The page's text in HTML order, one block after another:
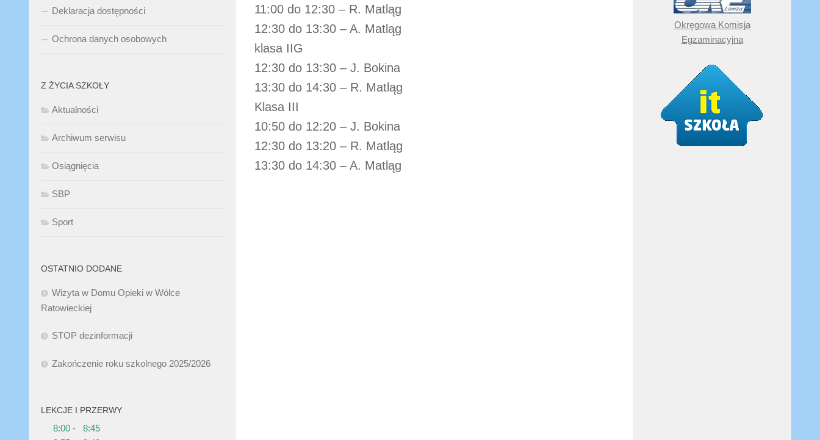
11:00 do 12:30 – R. Matląg
12:30 do 13:30 – A. Matląg
klasa IIG
12:30 do 13:30 – J. Bokina
13:30 do 14:30 – R. Matląg
Klasa III
10:50 do 12:20 – J. Bokina
12:30 do 13:20 – R. Matląg
13:30 do 14:30 – A. Matląg
Deklaracja dostępności
Ochrona danych osobowych
Z ŻYCIA SZKOŁY
Aktualności
Archiwum serwisu
Osiągnięcia
SBP
Sport
OSTATNIO DODANE
Wizyta w Domu Opieki w Wólce
Ratowieckiej
STOP dezinformacji
Zakończenie roku szkolnego 2025/2026
LEKCJE I PRZERWY
8:00 - 8:45
Okręgowa Komisja
Egzaminacyjna